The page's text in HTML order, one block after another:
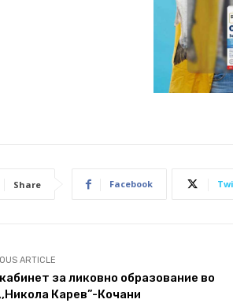
Share Facebook
ARTICLE
за ликовно образование во
Карев”-Кочани